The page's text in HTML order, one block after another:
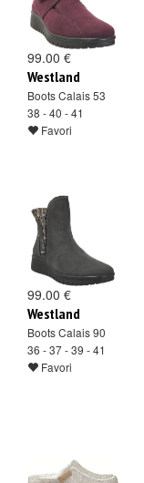
99.00 €
Westland
Boots Calais 53
38 - 40 - 41
Favori
99.00 €
Westland
Boots Calais 90
36 - 37 - 39 - 41
Favori